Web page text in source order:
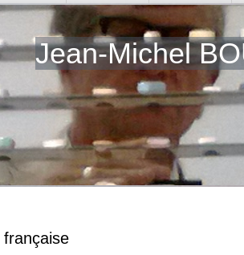
Jean-Michel
française